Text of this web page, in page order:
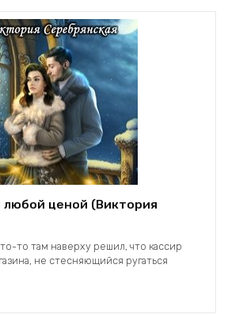
ценой (Виктория
то там наверху решил, что кассир
не стесняющийся ругаться